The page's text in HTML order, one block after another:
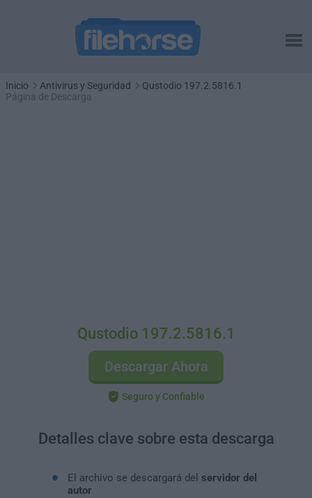
Inicio Antivirus y Seguridad
Qustodio 197.2.5816.1
Página de Descarga
Qustodio 197.2.5816.1
Descargar Ahora
Seguro y Confiable
Detalles clave sobre esta descarga
El archivo se descargará del servidor del
autor